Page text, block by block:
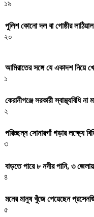
১৯
পুলিশ কোনো দল বা গোষ্ঠীর লাঠিয়াল
২০
আমিরাতের সঙ্গে যে একাদশ নিয়ে
১
কেরানীগঞ্জে সরকারী স্বাস্থ্যবিধি
২
পরিচ্ছন্ন সোনারগাঁ গড়ার লক্ষ্যে
৩
বাড়তে পারে ৮ নদীর পানি, ৩
৪
মনের মানুষ খুঁজে পেয়েছেন
৫